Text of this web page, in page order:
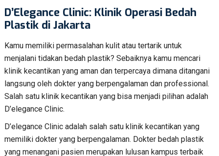
D’Elegance Clinic: Klinik Operasi Bedah
Plastik di Jakarta
Kamu memiliki permasalahan kulit atau tertarik untuk
menjalani tidakan bedah plastik? Sebaiknya kamu mencari
klinik kecantikan yang aman dan terpercaya dimana ditangani
langsung oleh dokter yang berpengalaman dan professional.
Salah satu klinik kecantikan yang bisa menjadi pilihan adalah
D’elegance Clinic.
D’elegance Clinic adalah salah satu klinik kecantikan yang
memiliki dokter yang berpengalaman. Dokter bedah plastik
yang menangani pasien merupakan lulusan kampus terbaik